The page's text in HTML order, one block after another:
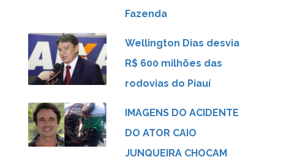
Fazenda
Wellington Dias desvia
R$ 600 milhões das
rodovias do Piauí
IMAGENS DO ACIDENTE
DO ATOR CAIO
JUNQUEIRA CHOCAM